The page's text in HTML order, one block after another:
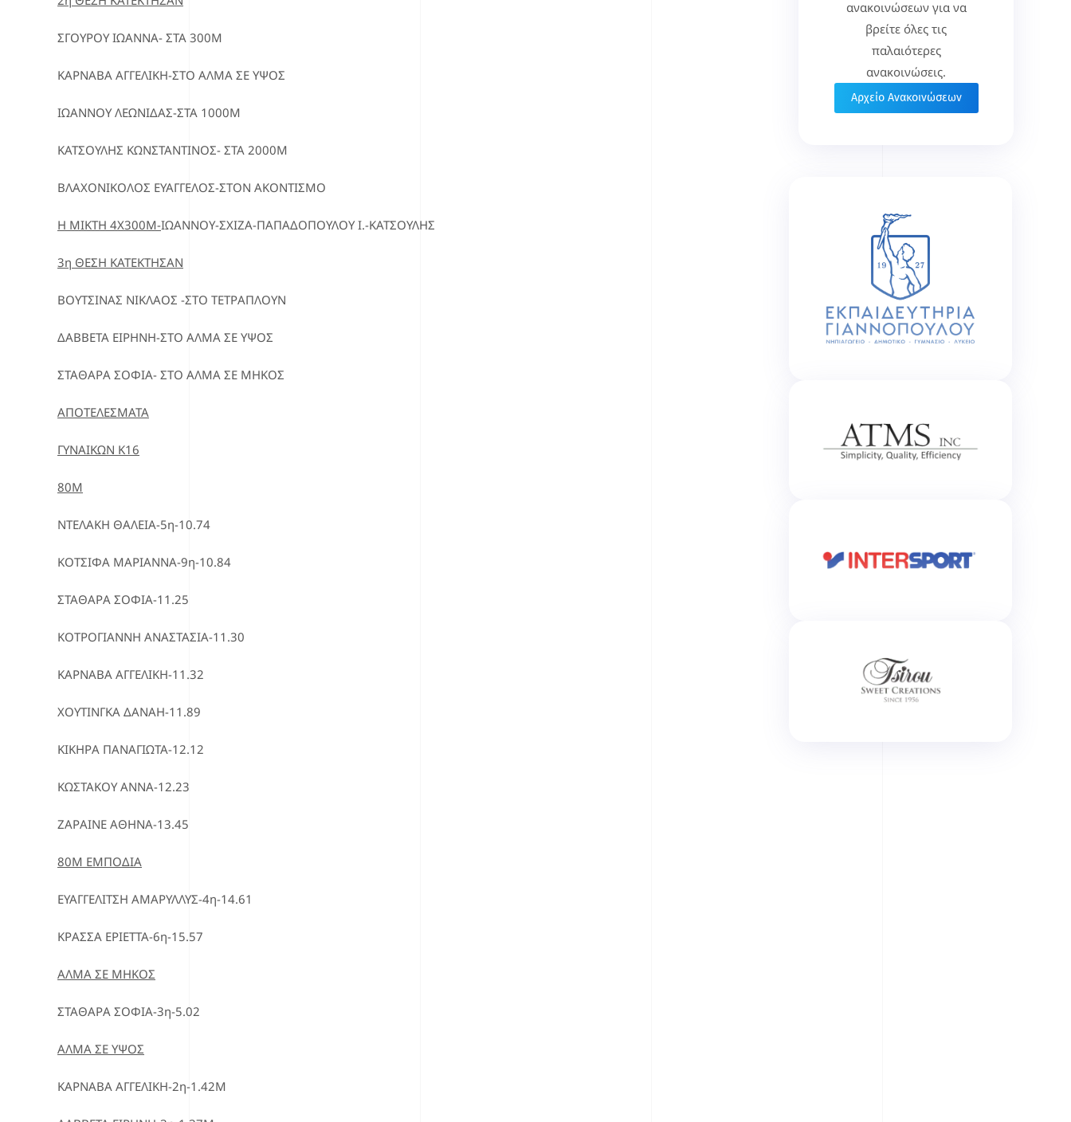
ΣΓΟΥΡΟΥ ΙΩΑΝΝΑ- ΣΤΑ 300Μ
ΚΑΡΝΑΒΑ ΑΓΓΕΛΙΚΗ-ΣΤΟ ΑΛΜΑ ΣΕ ΥΨΟΣ
ΙΩΑΝΝΟΥ ΛΕΩΝΙΔΑΣ-ΣΤΑ 1000Μ
ΚΑΤΣΟΥΛΗΣ ΚΩΝΣΤΑΝΤΙΝΟΣ- ΣΤΑ 2000Μ
ΒΛΑΧΟΝΙΚΟΛΟΣ ΕΥΑΓΓΕΛΟΣ-ΣΤΟΝ ΑΚΟΝΤΙΣΜΟ
Η ΜΙΚΤΗ 4Χ300Μ-ΙΩΑΝΝΟΥ-ΣΧΙΖΑ-ΠΑΠΑΔΟΠΟΥΛΟΥ Ι.-ΚΑΤΣΟΥΛΗΣ
3η ΘΕΣΗ ΚΑΤΕΚΤΗΣΑΝ
ΒΟΥΤΣΙΝΑΣ ΝΙΚΛΑΟΣ -ΣΤΟ ΤΕΤΡΑΠΛΟΥΝ
ΔΑΒΒΕΤΑ ΕΙΡΗΝΗ-ΣΤΟ ΑΛΜΑ ΣΕ ΥΨΟΣ
ΣΤΑΘΑΡΑ ΣΟΦΙΑ- ΣΤΟ ΑΛΜΑ ΣΕ ΜΗΚΟΣ
ΑΠΟΤΕΛΕΣΜΑΤΑ
ΓΥΝΑΙΚΩΝ Κ16
80Μ
ΝΤΕΛΑΚΗ ΘΑΛΕΙΑ-5η-10.74
ΚΟΤΣΙΦΑ ΜΑΡΙΑΝΝΑ-9η-10.84
ΣΤΑΘΑΡΑ ΣΟΦΙΑ-11.25
ΚΟΤΡΟΓΙΑΝΝΗ ΑΝΑΣΤΑΣΙΑ-11.30
ΚΑΡΝΑΒΑ ΑΓΓΕΛΙΚΗ-11.32
ΧΟΥΤΙΝΓΚΑ ΔΑΝΑΗ-11.89
ΚΙΚΗΡΑ ΠΑΝΑΓΙΩΤΑ-12.12
ΚΩΣΤΑΚΟΥ ΑΝΝΑ-12.23
ΖΑΡΑΙΝΕ ΑΘΗΝΑ-13.45
80Μ ΕΜΠΟΔΙΑ
ΕΥΑΓΓΕΛΙΤΣΗ ΑΜΑΡΥΛΛΥΣ-4η-14.61
ΚΡΑΣΣΑ ΕΡΙΕΤΤΑ-6η-15.57
ΑΛΜΑ ΣΕ ΜΗΚΟΣ
ΣΤΑΘΑΡΑ ΣΟΦΙΑ-3η-5.02
ΑΛΜΑ ΣΕ ΥΨΟΣ
ΚΑΡΝΑΒΑ ΑΓΓΕΛΙΚΗ-2η-1.42Μ
ανακοινώσεων για να
βρείτε όλες τις
παλαιότερες
ανακοινώσεις.
Αρχείο Ανακοινώσεων